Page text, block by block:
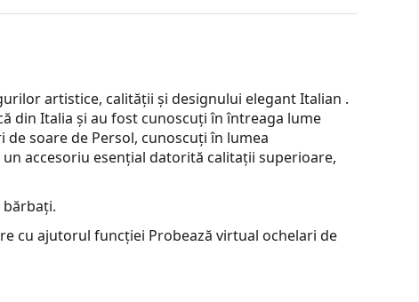
artistice, calității și designului elegant Italian .
din Italia și au fost cunoscuți în întreaga lume
soare de Persol, cunoscuți în lumea
accesoriu esențial datorită calitații superioare,
cu ajutorul funcției Probează virtual ochelari de